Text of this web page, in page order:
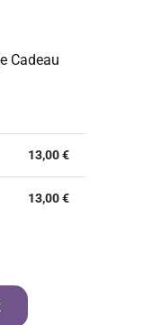
Cadeau
13,00€
13,00€